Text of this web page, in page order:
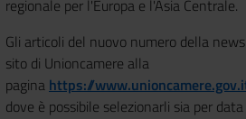
regionale per l'Europa e l'Asia Centrale.
Gli articoli del nuovo numero della
sito di Unioncamere alla
pagina https://
dove è possibile selezionarli sia per